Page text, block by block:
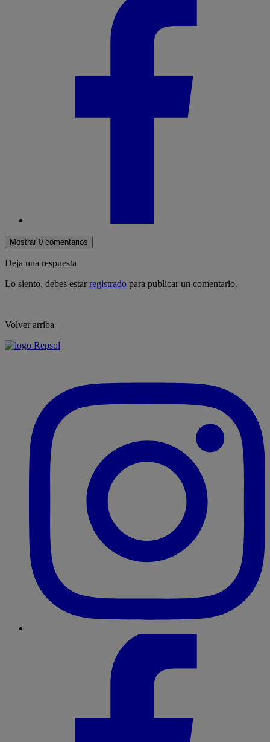
Mostrar 0 comentarios
Deja una respuesta
Lo siento, debes estarregistrado para publicar un comentario.
Volver arriba